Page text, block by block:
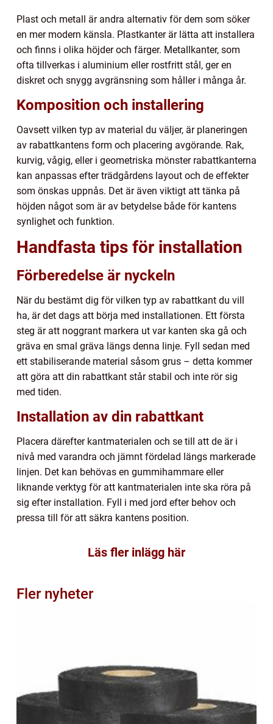
Plast och metall är andra alternativ för dem som söker
en mer modern känsla. Plastkanter är lätta att installera
och finns i olika höjder och färger. Metallkanter, som
ofta tillverkas i aluminium eller rostfritt stål, ger en
diskret och snygg avgränsning som håller i många år.
Komposition och installering
Oavsett vilken typ av material du väljer, är planeringen
av rabattkantens form och placering avgörande. Rak,
kurvig, vågig, eller i geometriska mönster rabattkanterna
kan anpassas efter trädgårdens layout och de effekter
som önskas uppnås. Det är även viktigt att tänka på
höjden något som är av betydelse både för kantens
synlighet och funktion.
Handfasta tips för installation
Förberedelse är nyckeln
När du bestämt dig för vilken typ av rabattkant du vill
ha, är det dags att börja med installationen. Ett första
steg är att noggrant markera ut var kanten ska gå och
gräva en smal gräva längs denna linje. Fyll sedan med
ett stabiliserande material såsom grus – detta kommer
att göra att din rabattkant står stabil och inte rör sig
med tiden.
Installation av din rabattkant
Placera därefter kantmaterialen och se till att de är i
nivå med varandra och jämnt fördelad längs markerade
linjen. Det kan behövas en gummihammare eller
liknande verktyg för att kantmaterialen inte ska röra på
sig efter installation. Fyll i med jord efter behov och
pressa till för att säkra kantens position.
Läs fler inlägg här
Fler nyheter